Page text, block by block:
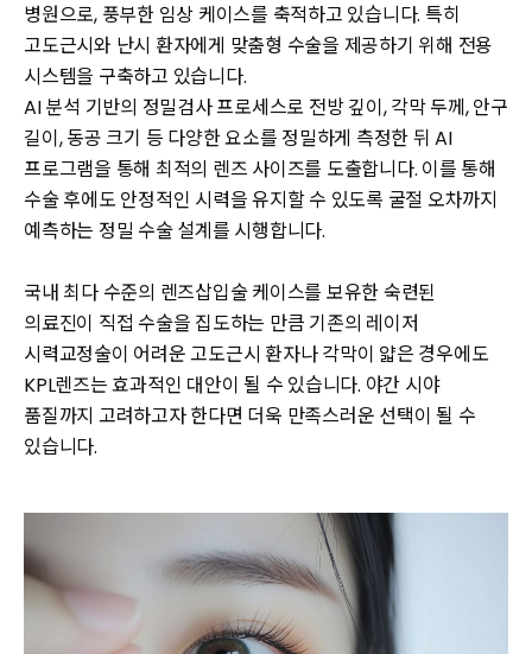
병원으로, 풍부한 임상 케이스를 축적하고 있습니다. 특히
고도근시와 난시 환자에게 맞춤형 수술을 제공하기 위해 전용
시스템을 구축하고 있습니다.
AI 분석 기반의 정밀검사 프로세스로 전방 깊이, 각막 두께, 안구
길이, 동공 크기 등 다양한 요소를 정밀하게 측정한 뒤 AI
프로그램을 통해 최적의 렌즈 사이즈를 도출합니다. 이를 통해
수술 후에도 안정적인 시력을 유지할 수 있도록 굴절 오차까지
예측하는 정밀 수술 설계를 시행합니다.
국내 최다 수준의 렌즈삽입술 케이스를 보유한 숙련된
의료진이 직접 수술을 집도하는 만큼 기존의 레이저
시력교정술이 어려운 고도근시 환자나 각막이 얇은 경우에도
KPL렌즈는 효과적인 대안이 될 수 있습니다. 야간 시야
품질까지 고려하고자 한다면 더욱 만족스러운 선택이 될 수
있습니다.